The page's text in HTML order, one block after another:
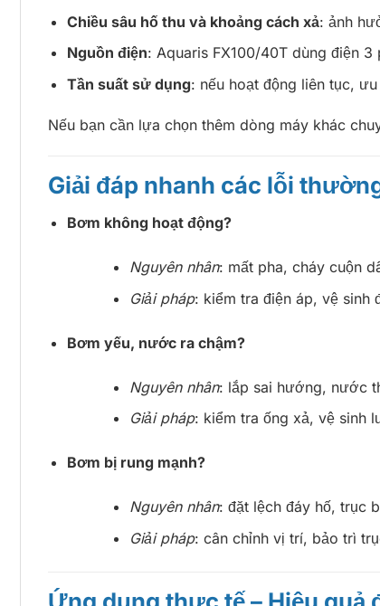
Chiều sâu hố thu và khoảng cách xả: ảnh
Nguồn điện: Aquaris FX100/40T dùng điện
Tần suất sử dụng: nếu hoạt động liên tục,
Nếu bạn cần lựa chọn thêm dòng máy khác
Giải đáp nhanh các lỗi
Bơm không hoạt động?
Nguyên nhân: mất pha, cháy cuộn
Giải pháp: kiểm tra điện áp, vệ sinh
Bơm yếu, nước ra chậm?
Nguyên nhân: lắp sai hướng, nước
Giải pháp: kiểm tra ống xả, vệ sinh
Bơm bị rung mạnh?
Nguyên nhân: đặt lệch đáy hố, trục
Giải pháp: cân chỉnh vị trí, bảo trì